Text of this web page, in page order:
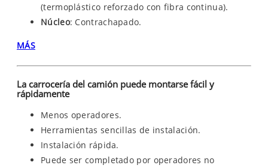
(termoplástico reforzado con fibra continua).
Núcleo: Contrachapado.
MÁS
La carrocería del camión puede montarse fácil y
rápidamente
Menos operadores.
Herramientas sencillas de instalación.
Instalación rápida.
Puede ser completado por operadores no